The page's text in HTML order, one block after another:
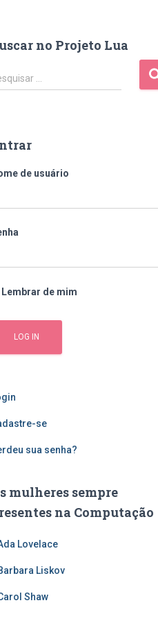
no Projeto Lua
…
de usuário
Lembrar de mim
se
sua senha?
mulheres sempre
na Computação
Lovelace
Liskov
Shaw